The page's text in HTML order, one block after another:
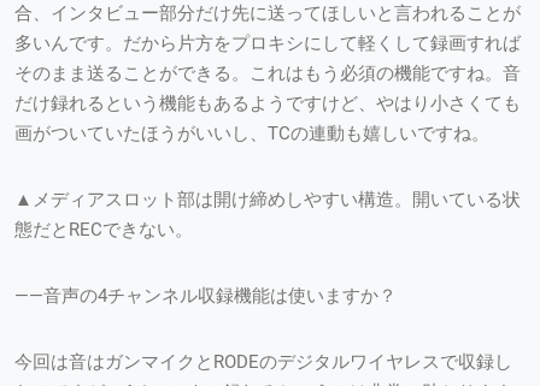
合、インタビュー部分だけ先に送ってほしいと言われることが
多いんです。だから片方をプロキシにして軽くして録画すれば
そのまま送ることができる。これはもう必須の機能ですね。音
だけ録れるという機能もあるようですけど、やはり小さくても
画がついていたほうがいいし、TCの連動も嬉しいですね。
▲メディアスロット部は開け締めしやすい構造。開いている状
態だとRECできない。
——音声の4チャンネル収録機能は使いますか？
今回は音はガンマイクとRODEのデジタルワイヤレスで収録し